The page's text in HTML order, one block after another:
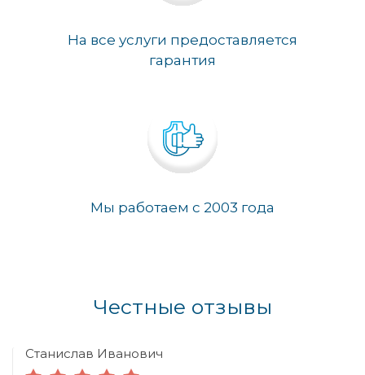
На все услуги предоставляется
гарантия
Мы работаем с 2003 года
Честные отзывы
Станислав Иванович